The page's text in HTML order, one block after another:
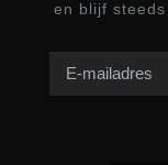
en blijf